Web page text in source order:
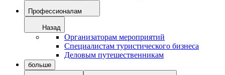
Профессионалам
Назад
Организаторам мероприятий
Специалистам туристического бизнеса
Деловым путешественникам
больше